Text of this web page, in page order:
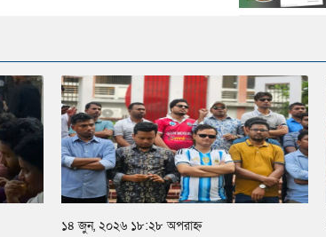
১৪ জুন, ২০২৬ ১৮:২৮ অপরাহ্ন